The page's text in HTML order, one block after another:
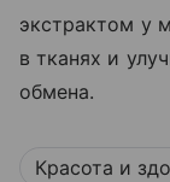
экстрактом у
в тканях и
обмена.
Красота и